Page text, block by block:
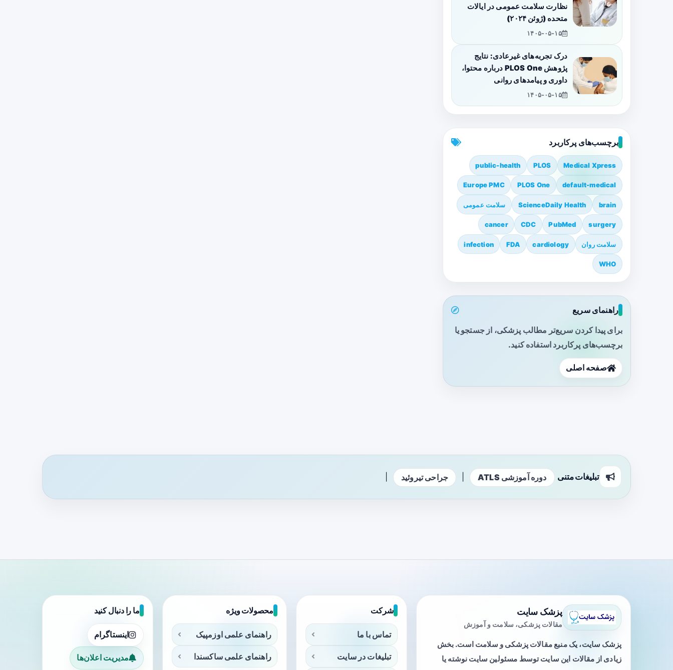
نظارت سلامت عمومی در ایالات
متحده (ژوئن ۲۰۲۴)
۱۴۰۵-۰۵-۱۵
درک تجربه‌های غیرعادی: نتایج
پژوهش PLOS One درباره محتوا،
داوری و پیامدهای روانی
۱۴۰۵-۰۵-۱۵
برچسب‌های پرکاربرد
Medical Xpress
PLOS
public-health
default-medical
PLOS One
Europe PMC
brain
ScienceDaily Health سلامت عمومی
surgery
PubMed
CDC
cancer
سلامت روان cardiology
FDA
infection
WHO
راهنمای سریع
برای پیدا کردن سریع‌تر مطالب پزشکی، از جستجو یا
برچسب‌های پرکاربرد استفاده کنید.
صفحه اصلی
تبلیغات متنی دوره آموزشی ATLS جراحی تیروئید
پزشک سایت
مقالات پزشکی، سلامت و آموزش
پزشک سایت، یک منبع مقالات پزشکی و سلامت است. بخش
زیادی از مقالات این سایت توسط مسئولین سایت نوشته یا
شرکت
تماس با ما
تبلیغات در سایت
محصولات ویژه
راهنمای علمی اوزمپیک
راهنمای علمی ساکسندا
ما را دنبال کنید
اینستاگرام
مدیریت اعلان‌ها